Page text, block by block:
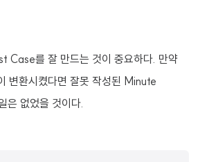
Case를 잘 만드는 것이 중요하다. 만약
변환시켰다면 잘못 작성된 Minute
은 없었을 것이다.